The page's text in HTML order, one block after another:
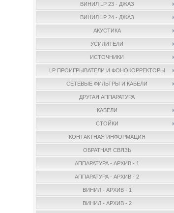
ВИНИЛ LP 23 - ДЖАЗ
ВИНИЛ LP 24 - ДЖАЗ
АКУСТИКА
УСИЛИТЕЛИ
ИСТОЧНИКИ
LP ПРОИГРЫВАТЕЛИ И ФОНОКОРРЕКТОРЫ
СЕТЕВЫЕ ФИЛЬТРЫ И КАБЕЛИ
ДРУГАЯ АППАРАТУРА
КАБЕЛИ
СТОЙКИ
КОНТАКТНАЯ ИНФОРМАЦИЯ
ОБРАТНАЯ СВЯЗЬ
АППАРАТУРА - АРХИВ - 1
АППАРАТУРА - АРХИВ - 2
ВИНИЛ - АРХИВ - 1
ВИНИЛ - АРХИВ - 2